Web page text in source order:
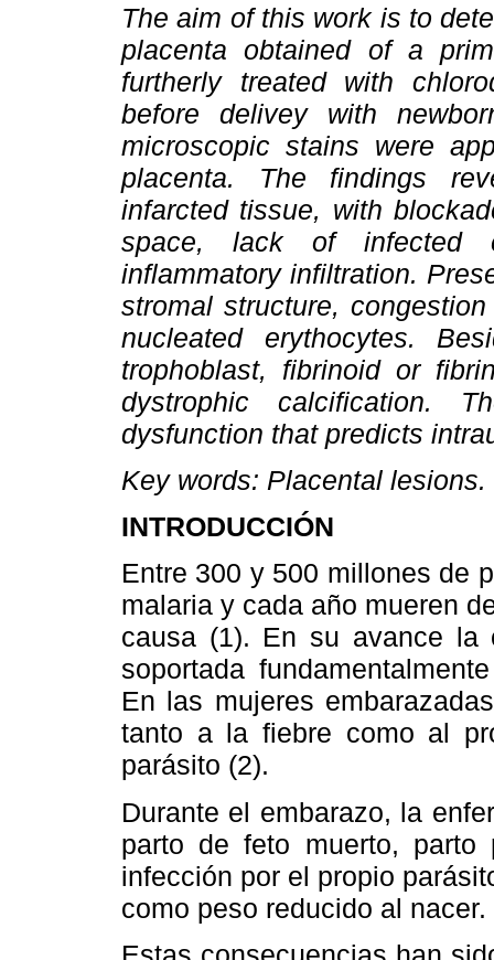
The aim of this work is to
placenta obtained of a
furtherly treated with
before delivey with
microscopic stains were
placenta. The findings
infarcted tissue, with
space, lack of infected
inflammatory infiltration.
stromal structure,
nucleated erythocytes.
trophoblast, fibrinoid or
dystrophic calcification.
dysfunction that predicts
Key words: Placental
INTRODUCCIÓN
Entre 300 y 500 millones de
malaria y cada año mueren
causa (1). En su avance la
soportada
En las mujeres
tanto a la fiebre como al
parásito (2).
Durante el embarazo, la
parto de feto muerto, parto
infección por el propio
como peso reducido al nacer.